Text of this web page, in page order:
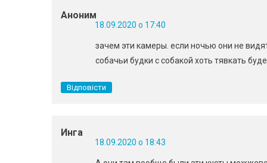
Аноним
18.09.2020 о 17:40
зачем эти камеры. если ночью они не
собачьи будки с собакой хоть тявкать
Відповісти
Инга
18.09.2020 о 18:43